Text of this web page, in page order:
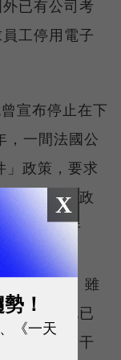
已有公司考
工停用電子
宣布停止在下
，一間法國公
政策，要求
雖然最後政
％的郵件
Stress
聯繫員工。雖
但在當地已
技發達而干
X
！
《一天